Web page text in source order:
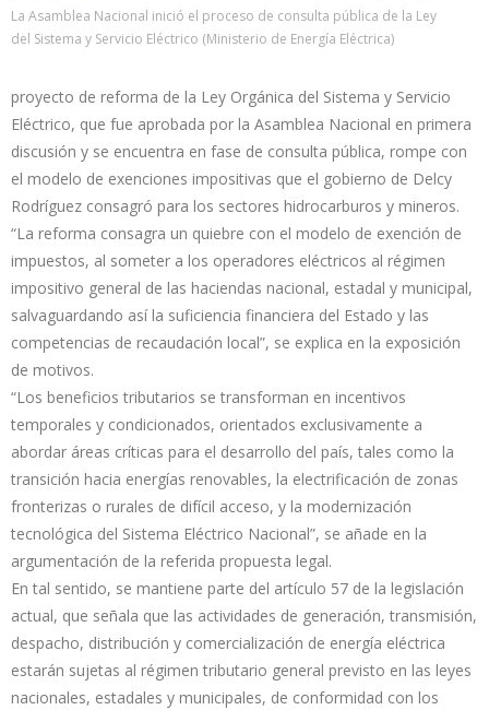
La Asamblea Nacional inició el proceso de consulta pública de la Ley
del Sistema y Servicio Eléctrico (Ministerio de Energía Eléctrica)
proyecto de reforma de la Ley Orgánica del Sistema y Servicio
Eléctrico, que fue aprobada por la Asamblea Nacional en primera
discusión y se encuentra en fase de consulta pública, rompe con
el modelo de exenciones impositivas que el gobierno de Delcy
Rodríguez consagró para los sectores hidrocarburos y mineros.
“La reforma consagra un quiebre con el modelo de exención de
impuestos, al someter a los operadores eléctricos al régimen
impositivo general de las haciendas nacional, estadal y municipal,
salvaguardando así la suficiencia financiera del Estado y las
competencias de recaudación local”, se explica en la exposición
de motivos.
“Los beneficios tributarios se transforman en incentivos
temporales y condicionados, orientados exclusivamente a
abordar áreas críticas para el desarrollo del país, tales como la
transición hacia energías renovables, la electrificación de zonas
fronterizas o rurales de difícil acceso, y la modernización
tecnológica del Sistema Eléctrico Nacional”, se añade en la
argumentación de la referida propuesta legal.
En tal sentido, se mantiene parte del artículo 57 de la legislación
actual, que señala que las actividades de generación, transmisión,
despacho, distribución y comercialización de energía eléctrica
estarán sujetas al régimen tributario general previsto en las leyes
nacionales, estadales y municipales, de conformidad con los